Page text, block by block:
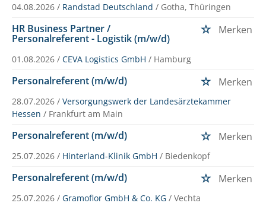
04.08.2026 / Randstad Deutschland / Gotha, Thüringen
HR Business Partner /
Personalreferent - Logistik (m/w/d)
Merken
01.08.2026 / CEVA Logistics GmbH / Hamburg
Personalreferent (m/w/d) Merken
28.07.2026 / Versorgungswerk der Landesärztekammer
Hessen / Frankfurt am Main
Personalreferent (m/w/d) Merken
25.07.2026 / Hinterland-Klinik GmbH / Biedenkopf
Personalreferent (m/w/d) Merken
25.07.2026 / Gramoflor GmbH & Co. KG / Vechta